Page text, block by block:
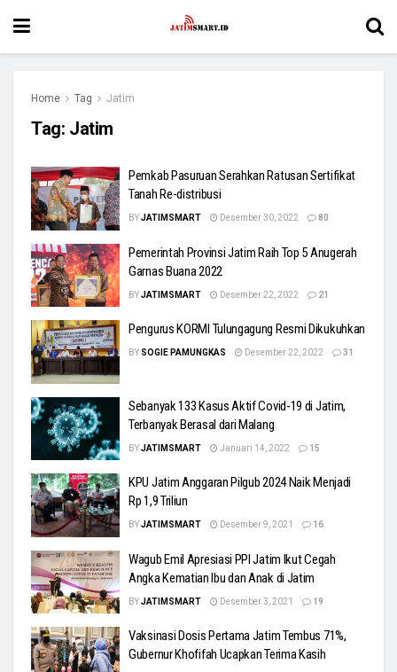
Home Tag Jatim
Tag: Jatim
Pemkab Pasuruan Serahkan Ratusan Sertifikat
Tanah Re-distribusi
BYJATIMSMART Desember 30, 2022 80
Pemerintah Provinsi Jatim Raih Top 5 Anugerah
Garnas Buana 2022
BYJATIMSMART Desember 22, 2022 21
Pengurus KORMI Tulungagung Resmi Dikukuhkan
BY SOGIE PAMUNGKAS Desember 22, 2022 31
Sebanyak 133 Kasus Aktif Covid-19 di Jatim,
Terbanyak Berasal dari Malang
BYJATIMSMART Januari 14, 2022 15
KPU Jatim Anggaran Pilgub 2024 Naik Menjadi
Rp 1,9 Triliun
BYJATIMSMART Desember 9, 2021 16
Wagub Emil Apresiasi PPI Jatim Ikut Cegah
Angka Kematian Ibu dan Anak di Jatim
BYJATIMSMART Desember 3, 2021 19
Vaksinasi Dosis Pertama Jatim Tembus 71%,
Gubernur Khofifah Ucapkan Terima Kasih